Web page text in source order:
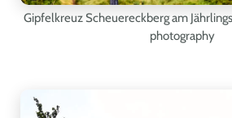
Gipfelkreuz Scheuereckberg am
photography